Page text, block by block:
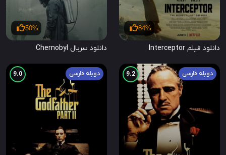
84%
دانلود فیلم Interceptor
50%
دانلود سریال Chernobyl
دوبله فارسی 9.2 دوبله فارسی 9.0